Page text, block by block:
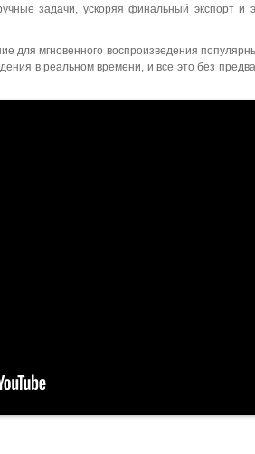
задачи, ускоряя финальный экспорт и
для мгновенного воспроизведения
в реальном времени, и все это без